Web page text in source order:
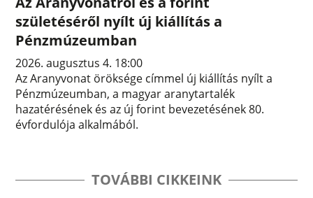
születéséről nyílt új kiállítás a
Pénzmúzeumban
2026. augusztus 4. 18:00
Az Aranyvonat öröksége címmel új kiállítás nyílt a
Pénzmúzeumban, a magyar aranytartalék
hazatérésének és az új forint bevezetésének 80.
évfordulója alkalmából.
TOVÁBBI CIKKEINK